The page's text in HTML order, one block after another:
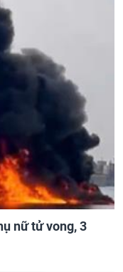
nữ tử vong, 3